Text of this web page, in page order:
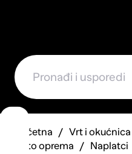
Početna Vrt i okućnica
Auto oprema
Naplatci